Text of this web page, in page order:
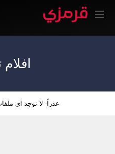
افلام
عذراً- لا توجد اى